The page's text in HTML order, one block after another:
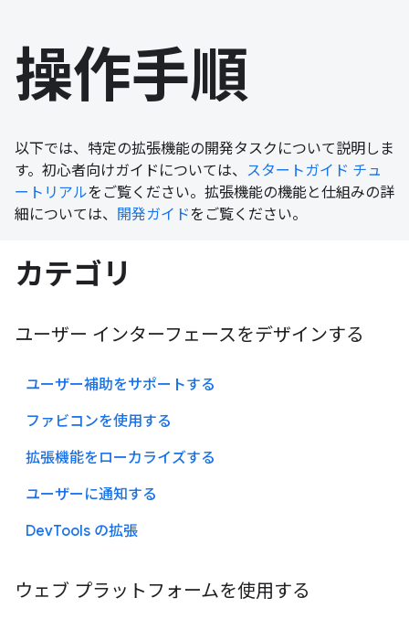
操作手順
以下では、特定の拡張機能の開発タスクについて説明しま
す。初心者向けガイドについては、 スタートガイド チュ
ートリアルをご覧ください。拡張機能の機能と仕組みの詳
細については、 開発ガイドをご覧ください。
カテゴリ
ユーザー インターフェースをデザインする
ユーザー補助をサポートする
ファビコンを使用する
拡張機能をローカライズする
ユーザーに通知する
DevTools の拡張
ウェブ プラットフォームを使用する